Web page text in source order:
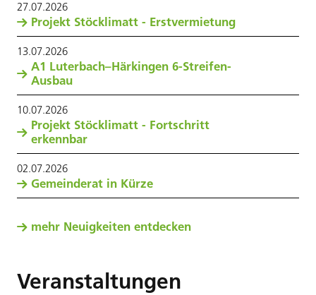
27.07.2026
Projekt Stöcklimatt - Erstvermietung
13.07.2026
A1 Luterbach–Härkingen 6-Streifen-
Ausbau
10.07.2026
Projekt Stöcklimatt - Fortschritt
erkennbar
02.07.2026
Gemeinderat in Kürze
mehr Neuigkeiten entdecken
Veranstaltungen